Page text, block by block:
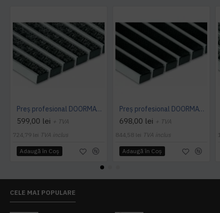
Preș profesional DOORMAT 22 T (textil)
599,00 lei + TVA
724,79 lei TVA inclus
Adaugă în Coş
Preș profesional DOORMAT 22 R (cauciuc)
698,00 lei + TVA
844,58 lei TVA inclus
Adaugă în Coş
CELE MAI POPULARE